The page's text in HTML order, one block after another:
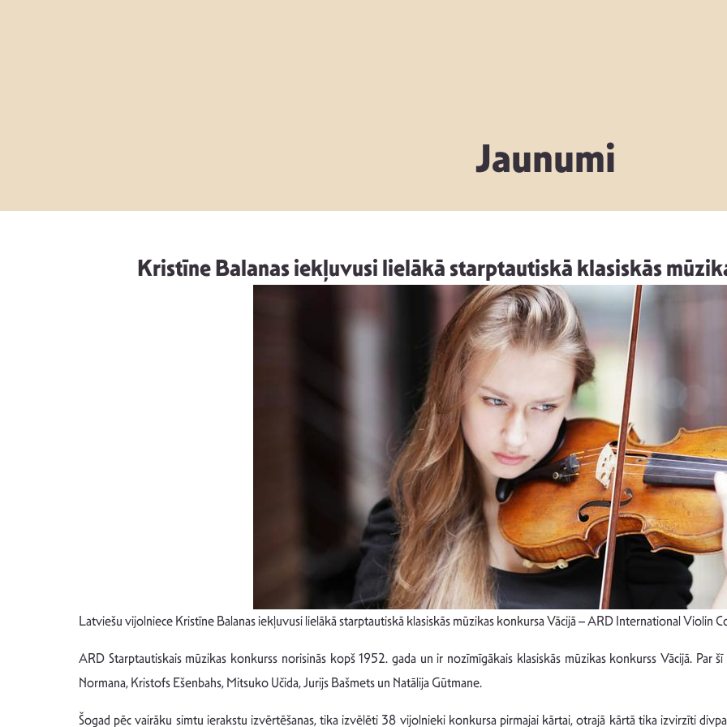
Jaunumi
Kristīne Balanas iekļuvusi lielākā starptautiskā klasiskās
Latviešu vijolniece Kristīne Balanas iekļuvusi lielākā starptautiskā klasiskās mūzikas konkursa Vācijā – ARD International Violin
ARD Starptautiskais mūzikas konkurss norisinās kopš 1952. gada un ir nozīmīgākais klasiskās mūzikas konkurss Vācijā. Par
Normana, Kristofs Ešenbahs, Mitsuko Učida, Jurijs Bašmets un Natālija Gūtmane.
Šogad pēc vairāku simtu ierakstu izvērtēšanas, tika izvēlēti 38 vijolnieki konkursa pirmajai kārtai, otrajā kārtā tika izvirzīti